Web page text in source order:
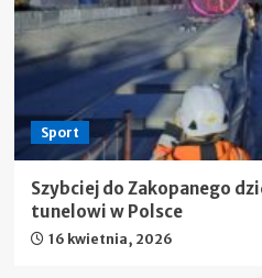
Sport
Szybciej do Zakopanego
tunelowi w Polsce
16 kwietnia, 2026